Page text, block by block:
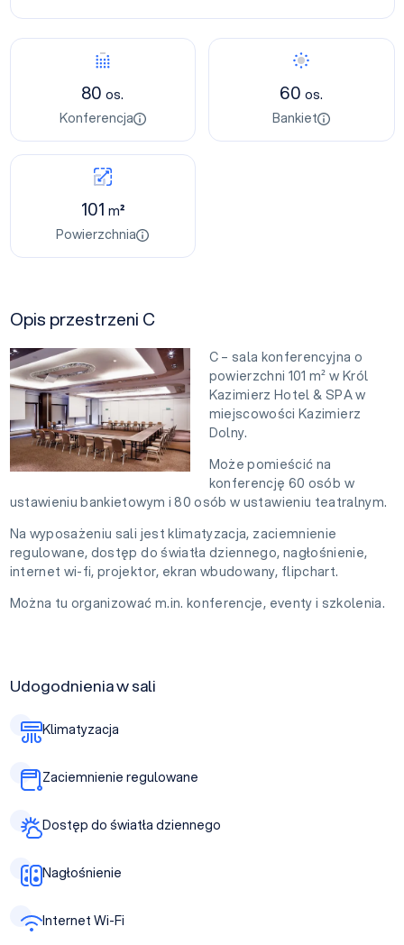
80os.
Konferencja
60os.
Bankiet
101 m²
Powierzchnia
Opis przestrzeni C
C – sala konferencyjna o
powierzchni 101 m² w Król
Kazimierz Hotel & SPA w
miejscowości Kazimierz
Dolny.
Może pomieścić na
konferencję 60 osób w
ustawieniu bankietowym i 80 osób w ustawieniu teatralnym.
Na wyposażeniu sali jest klimatyzacja, zaciemnienie
regulowane, dostęp do światła dziennego, nagłośnienie,
internet wi-fi, projektor, ekran wbudowany, flipchart.
Można tu organizować m.in. konferencje, eventy i szkolenia.
Udogodnienia w sali
Klimatyzacja
Zaciemnienie regulowane
Dostęp do światła dziennego
Nagłośnienie
Internet Wi-Fi